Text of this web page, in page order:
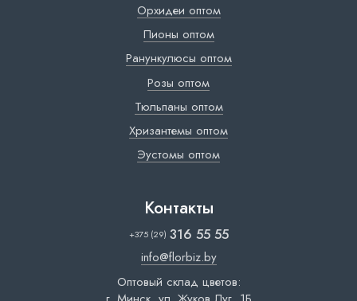
Орхидеи оптом
Пионы оптом
Ранункулюсы оптом
Розы оптом
Тюльпаны оптом
Хризантемы оптом
Эустомы оптом
Контакты
+375 (29) 316 55 55
info@florbiz.by
Оптовый склад цветов: